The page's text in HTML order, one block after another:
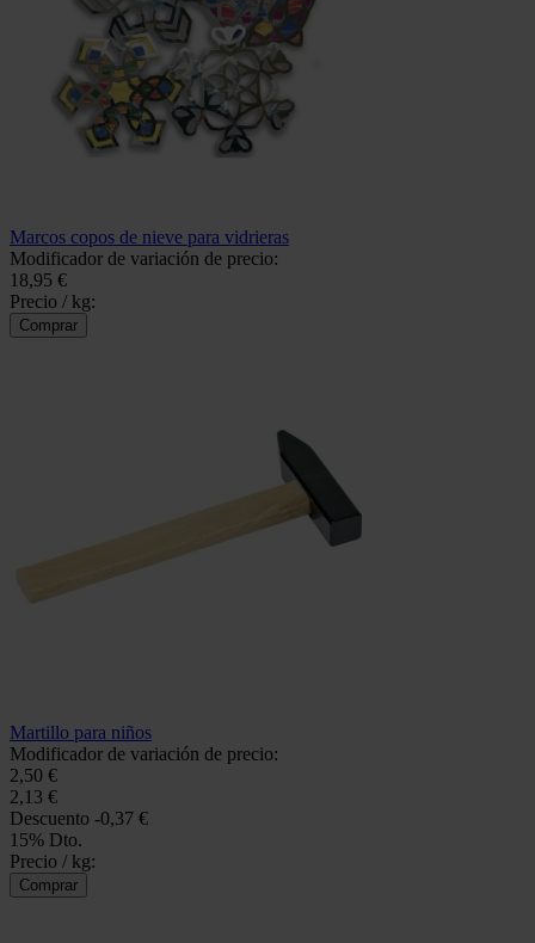
Marcos copos de nieve para vidrieras
Modificador de variación de precio:
18,95 €
Precio / kg:
Martillo para niños
Modificador de variación de precio:
2,50 €
2,13 €
Descuento -0,37 €
15% Dto.
Precio / kg: